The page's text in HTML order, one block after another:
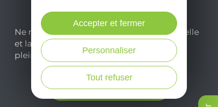
Ne manquez pas notre newsletter mensuelle
et laissez-vous inspirer pour profiter
pleinement de votre séjour en Aveyron.
Je m'abonne ici
Tout refuser
Personnaliser
Accepter et fermer